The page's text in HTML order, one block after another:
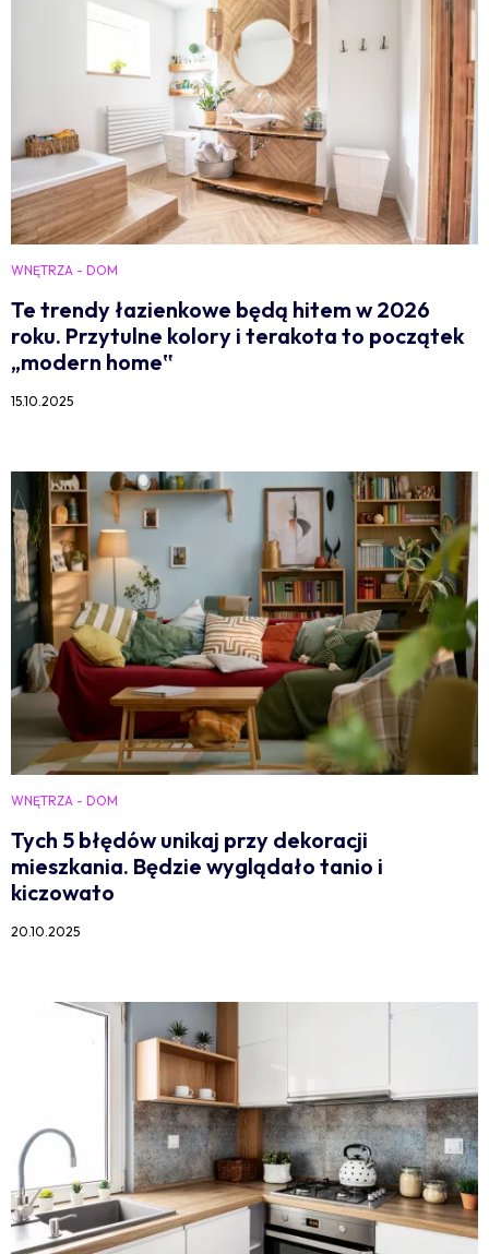
WNĘTRZA - DOM
Te trendy łazienkowe będą hitem w 2026
roku. Przytulne kolory i terakota to początek
„modern home‟
15.10.2025
WNĘTRZA - DOM
Tych 5 błędów unikaj przy dekoracji
mieszkania. Będzie wyglądało tanio i
kiczowato
20.10.2025